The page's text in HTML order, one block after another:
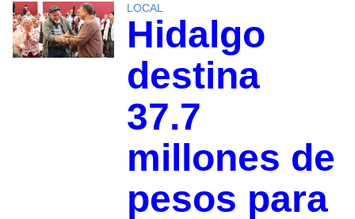
LOCAL
Hidalgo
destina
37.7
millones de
pesos para